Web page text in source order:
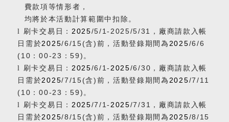
費款項等情形者，
均將於本活動計算範圍中扣除。
l 刷卡交易日： 2025/5/1-2025/5/31 ，廠商請款入帳
日需於2025/6/15(含)前，活動登錄期間為2025/6/6
(10 ：00-23 ：59)。
l 刷卡交易日： 2025/6/1-2025/6/30 ，廠商請款入帳
日需於2025/7/15(含)前，活動登錄期間為2025/7/11
(10 ：00-23 ：59)。
l 刷卡交易日： 2025/7/1-2025/7/31 ，廠商請款入帳
日需於2025/8/15(含)前，活動登錄期間為2025/8/15